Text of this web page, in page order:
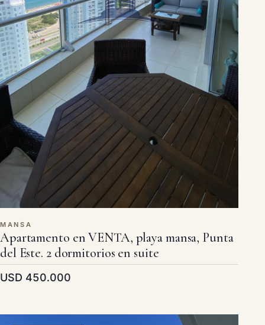
MANSA
Apartamento en VENTA, playa mansa, Punta
del Este. 2 dormitorios en suite
USD 450.000